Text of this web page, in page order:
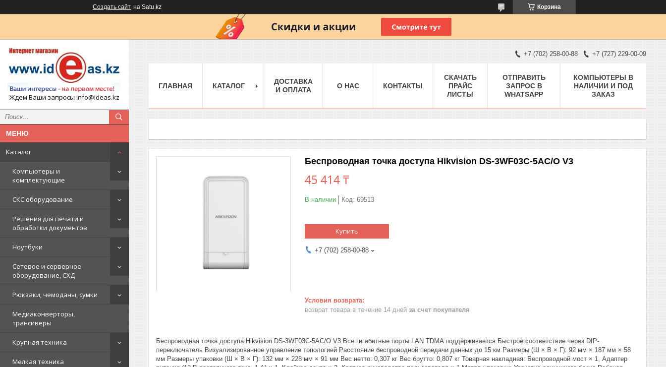
Создать сайт на Satu.kz Корзина
Ждем Ваши запросы info@ideas.kz
Каталог
Компьютеры и
комплектующие
СКС оборудование
Решения для печати и
обработки документов
Ноутбуки
Сетевое и серверное
оборудование, СХД
Рюкзаки, чемоданы, сумки
Медиаконверторы,
трансиверы
Крупная техника
Мелкая техника
+7 (702) 258-00-88 +7 (727) 229-00-09
ГЛАВНАЯ КАТАЛОГ
ДОСТАВКА
И ОПЛАТА
О НАС КОНТАКТЫ
СКАЧАТЬ
ПРАЙС
ЛИСТЫ
ОТПРАВИТЬ
ЗАПРОС В
WHATSAPP
КОМПЬЮТЕРЫ В
НАЛИЧИИ И ПОД
ЗАКАЗ
Беспроводная точка доступа Hikvision DS-3WF03C-5AC/O V3
45 414 ₸
В наличии Код: 69513
Купить
+7 (702) 258-00-88
возврат товара в течение 14 дней за счет покупателя
Беспроводная точка доступа Hikvision DS-3WF03C-5AC/O V3 Все гигабитные порты LAN TDMA поддерживается Быстрое соответствие через DIP-
переключатель Визуализированное управление топологией Расстояние беспроводной передачи данных до 15 км Размеры (Ш × В × Г): 92 мм × 187 мм × 58
мм Размеры упаковки (Ш × В × Г): 132 мм × 228 мм × 91 мм Вес нетто: 0,307 кг Вес брутто: 0,807 кг Товарная накладная: Беспроводной мост × 1, Адаптер